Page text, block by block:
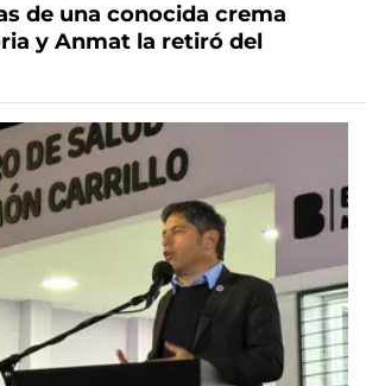
de una conocida crema
y Anmat la retiró del